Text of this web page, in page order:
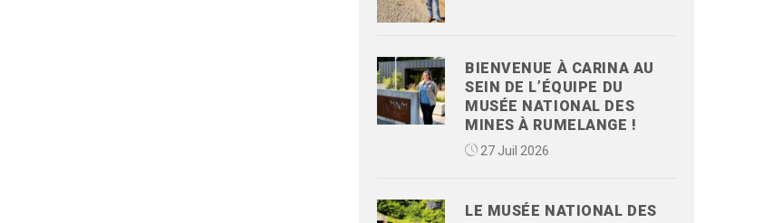
BIENVENUE À CARINA AU
SEIN DE L’ÉQUIPE DU
MUSÉE NATIONAL DES
MINES À RUMELANGE !
27 Juil 2026
LE MUSÉE NATIONAL DES